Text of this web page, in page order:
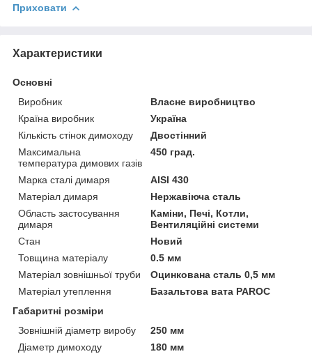
Приховати
Характеристики
Основні
Виробник
Власне виробництво
Країна виробник
Україна
Кількість стінок димоходу
Двостінний
Максимальна
температура димових газів
450 град.
Марка сталі димаря
AISI 430
Матеріал димаря
Нержавіюча сталь
Область застосування
димаря
Каміни, Печі, Котли,
Вентиляційні системи
Стан
Новий
Товщина матеріалу
0.5 мм
Матеріал зовнішньої труби
Оцинкована сталь 0,5 мм
Матеріал утеплення
Базальтова вата PAROC
Габаритні розміри
Зовнішній діаметр виробу
250 мм
Діаметр димоходу
180 мм